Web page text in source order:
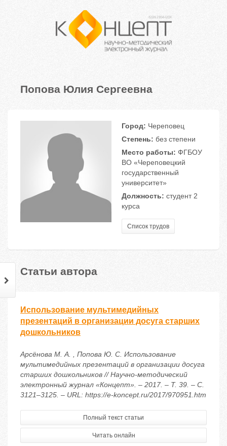
Попова Юлия Сергеевна
Город: Череповец
Степень: без степени
Место работы: ФГБОУ
ВО «Череповецкий
государственный
университет»
Должность: студент 2
курса
Список трудов
Статьи автора
Использование мультимедийных
презентаций в организации досуга старших
дошкольников
Арсёнова М. А. , Попова Ю. С. Использование
мультимедийных презентаций в организации досуга
старших дошкольников // Научно-методический
электронный журнал «Концепт». – 2017. – Т. 39. – С.
3121–3125. – URL: https://e-koncept.ru/2017/970951.htm
Полный текст статьи
Читать онлайн